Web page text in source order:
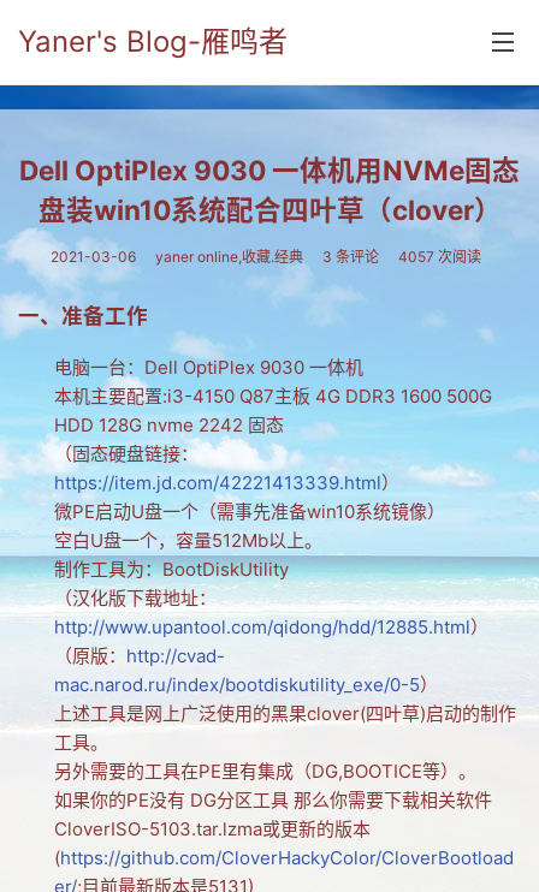
Yaner's Blog-雁鸣者
分类
毕业留言册
五笔难啊
流行.时代.天下
网络新事物
收藏.经典
网友情怀
链接
归档
留言
Dell OptiPlex 9030 一体机用NVMe固态
盘装win10系统配合四叶草（clover）
2021-03-06 yaner online,收藏.经典 3 条评论 4057 次阅读
一、准备工作
电脑一台：Dell OptiPlex 9030 一体机
本机主要配置:i3-4150 Q87主板 4G DDR3 1600 500G
HDD 128G nvme 2242 固态
（固态硬盘链接：
https://item.jd.com/42221413339.html）
微PE启动U盘一个（需事先准备win10系统镜像）
空白U盘一个，容量512Mb以上。
制作工具为：BootDiskUtility
（汉化版下载地址：
http://www.upantool.com/qidong/hdd/12885.html）
（原版： http://cvad-
mac.narod.ru/index/bootdiskutility_exe/0-5）
上述工具是网上广泛使用的黑果clover(四叶草)启动的制作
工具。
另外需要的工具在PE里有集成（DG,BOOTICE等）。
如果你的PE没有 DG分区工具 那么你需要下载相关软件
CloverISO-5103.tar.lzma或更新的版本
(https://github.com/CloverHackyColor/CloverBootload
er/;目前最新版本是5131)